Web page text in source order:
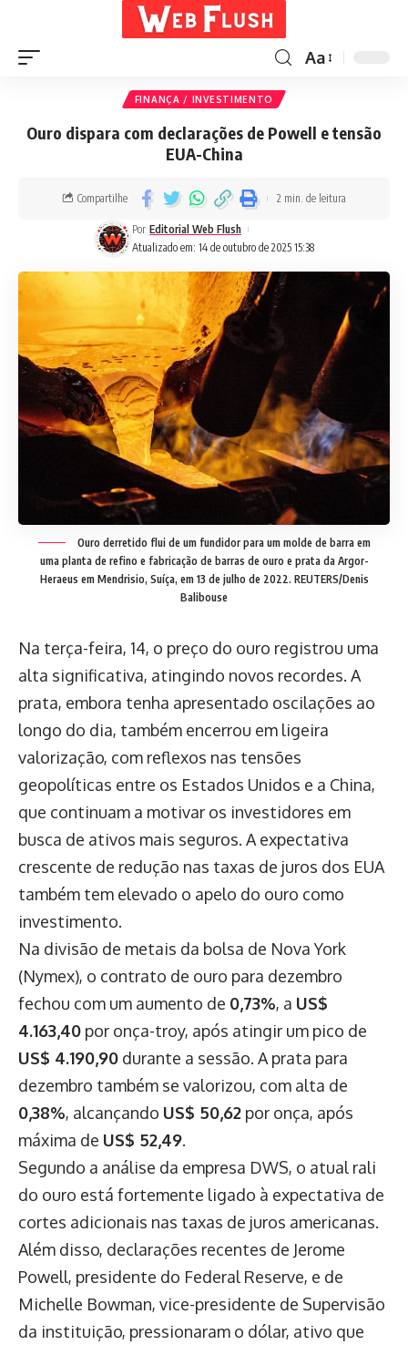
Aa
FINANÇA / INVESTIMENTO
Ouro dispara com declarações de Powell e tensão
EUA-China
Atualizado em: 14 de outubro de 2025 15:38
Por Editorial Web Flush
Compartilhe 2 min. de leitura
Ouro derretido flui de um fundidor para um molde de barra em
uma planta de refino e fabricação de barras de ouro e prata da Argor-
Heraeus em Mendrisio, Suíça, em 13 de julho de 2022. REUTERS/Denis
Balibouse
Na terça-feira, 14, o preço do ouro registrou uma
alta significativa, atingindo novos recordes. A
prata, embora tenha apresentado oscilações ao
longo do dia, também encerrou em ligeira
valorização, com reflexos nas tensões
geopolíticas entre os Estados Unidos e a China,
que continuam a motivar os investidores em
busca de ativos mais seguros. A expectativa
crescente de redução nas taxas de juros dos EUA
também tem elevado o apelo do ouro como
investimento.
Na divisão de metais da bolsa de Nova York
(Nymex), o contrato de ouro para dezembro
fechou com um aumento de 0,73%, a US$
4.163,40 por onça-troy, após atingir um pico de
US$ 4.190,90 durante a sessão. A prata para
dezembro também se valorizou, com alta de
0,38%, alcançando US$ 50,62 por onça, após
máxima de US$ 52,49.
Segundo a análise da empresa DWS, o atual rali
do ouro está fortemente ligado à expectativa de
cortes adicionais nas taxas de juros americanas.
Além disso, declarações recentes de Jerome
Powell, presidente do Federal Reserve, e de
Michelle Bowman, vice-presidente de Supervisão
da instituição, pressionaram o dólar, ativo que